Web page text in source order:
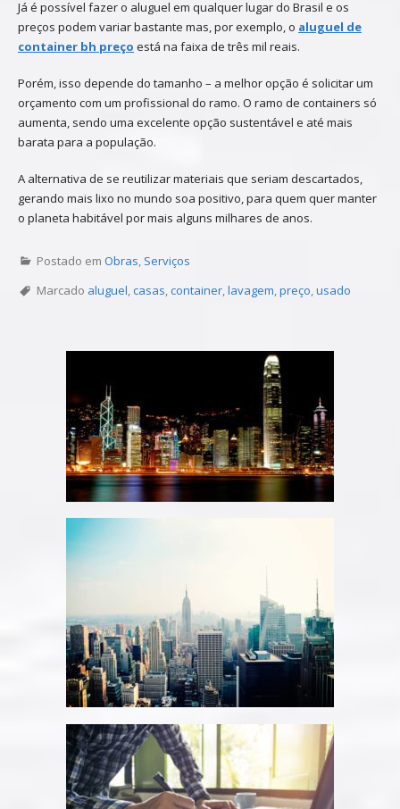
Já é possível fazer o aluguel em qualquer lugar do Brasil e os
preços podem variar bastante mas, por exemplo, o aluguel de
container bh preço está na faixa de três mil reais.
Porém, isso depende do tamanho – a melhor opção é solicitar um
orçamento com um profissional do ramo. O ramo de containers só
aumenta, sendo uma excelente opção sustentável e até mais
barata para a população.
A alternativa de se reutilizar materiais que seriam descartados,
gerando mais lixo no mundo soa positivo, para quem quer manter
o planeta habitável por mais alguns milhares de anos.
Postado em Obras, Serviços
Marcado aluguel,casas,container,lavagem,preço,usado